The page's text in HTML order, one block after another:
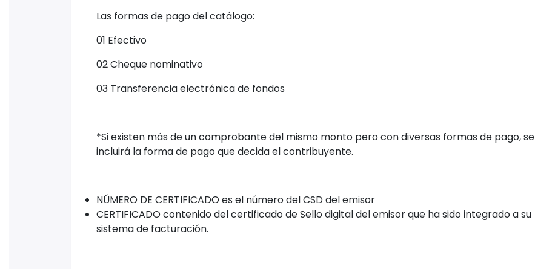
Las formas de pago del catálogo:
01 Efectivo
02 Cheque nominativo
03 Transferencia electrónica de fondos
*Si existen más de un comprobante del mismo monto pero con diversas formas de pago, se
incluirá la forma de pago que decida el contribuyente.
NÚMERO DE CERTIFICADO es el número del CSD del emisor
CERTIFICADO contenido del certificado de Sello digital del emisor que ha sido integrado a su
sistema de facturación.